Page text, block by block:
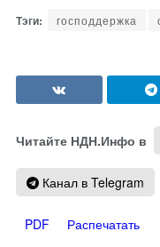
господдержка
Читайте НДН.Инфо в
Канал в Telegram
PDF Распечатать